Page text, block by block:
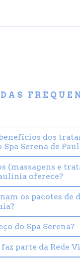
dos
Serena de
(massagens e
oferece?
os pacotes de
do Spa Serena?
faz parte da Rede